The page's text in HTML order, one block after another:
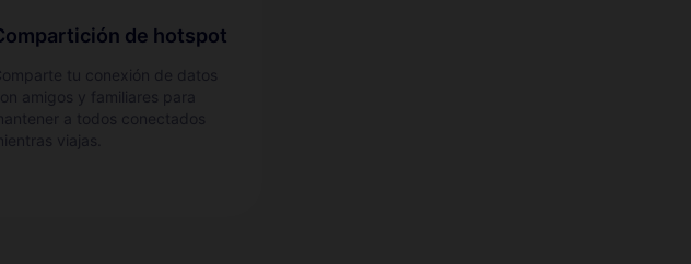
de hotspot